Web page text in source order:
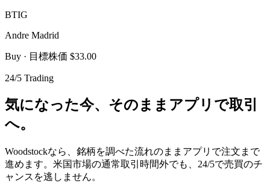
BTIG
Andre Madrid
Buy · 目標株価 $33.00
24/5 Trading
気になった今、そのままアプリで取引
へ。
Woodstockなら、銘柄を調べた流れのままアプリで注文まで
進めます。米国市場の通常取引時間外でも、24/5で売買のチ
ャンスを逃しません。